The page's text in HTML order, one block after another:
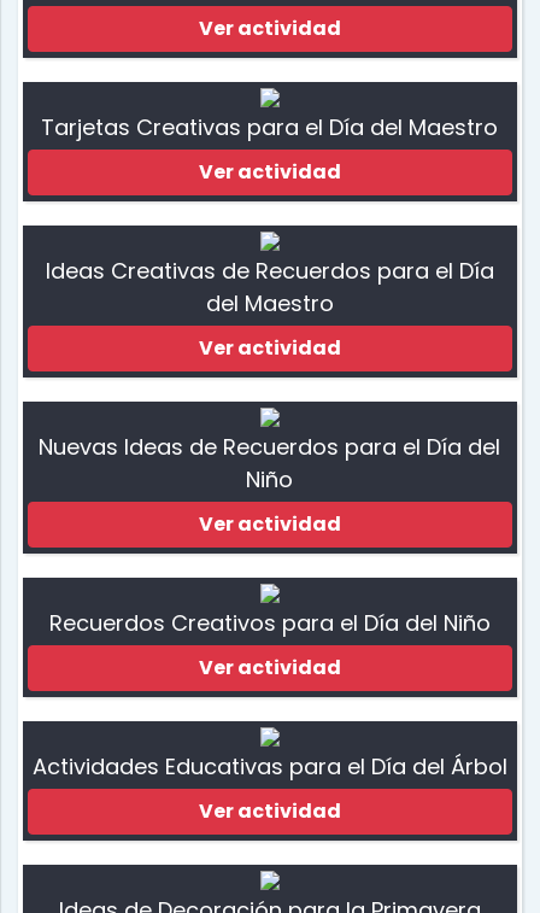
Ver actividad
Tarjetas Creativas para el Día del Maestro
Ver actividad
Ideas Creativas de Recuerdos para el Día
del Maestro
Ver actividad
Nuevas Ideas de Recuerdos para el Día del
Niño
Ver actividad
Recuerdos Creativos para el Día del Niño
Ver actividad
Actividades Educativas para el Día del Árbol
Ver actividad